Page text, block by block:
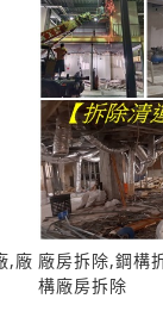
,廠 廠房拆除,鋼構
構廠房拆除